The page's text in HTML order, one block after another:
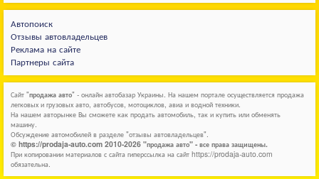
Автопоиск
Отзывы автовладельцев
Реклама на сайте
Партнеры сайта
Сайт "продажа авто" - онлайн автобазар Украины. На нашем портале осуществляется продажа
легковых и грузовых авто, автобусов, мотоциклов, авиа и водной техники.
На нашем авторынке Вы сможете как продать автомобиль, так и купить или обменять
машину.
Обсуждение автомобилей в разделе "отзывы автовладельцев".
© https://prodaja-auto.com 2010-2026 "продажа авто" - все права защищены.
При копировании материалов с сайта гиперссылка на сайт https://prodaja-auto.com
обязательна.